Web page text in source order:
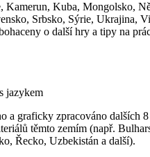
Kamerun, Kuba, Mongolsko,
Srbsko, Sýrie, Ukrajina,
o další hry a tipy na
jazykem
a graficky zpracováno dalších
těmto zemím (např.
Řecko, Uzbekistán a další).